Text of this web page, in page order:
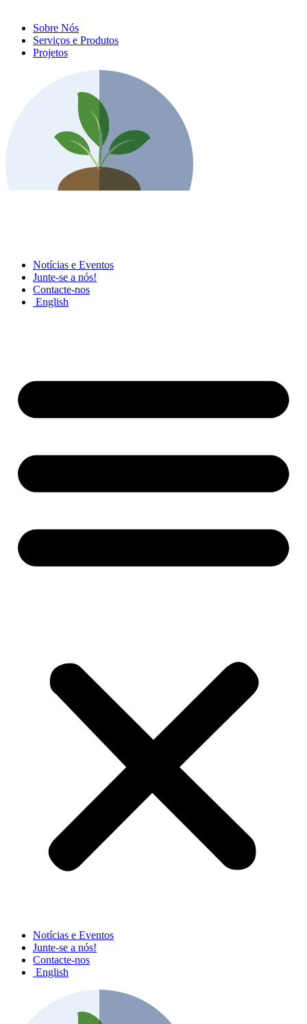
Sobre Nós
Serviços e Produtos
Projetos
Notícias e Eventos
Junte-se a nós!
Contacte-nos
English
Notícias e Eventos
Junte-se a nós!
Contacte-nos
English